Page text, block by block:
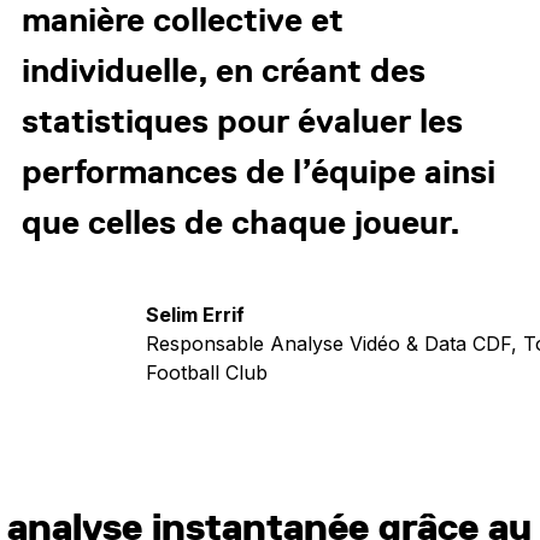
manière collective et
individuelle, en créant des
statistiques pour évaluer les
performances de l’équipe ainsi
que celles de chaque joueur.
Selim Errif
Responsable Analyse Vidéo & Data CDF,
Football Club
instantanée grâce au